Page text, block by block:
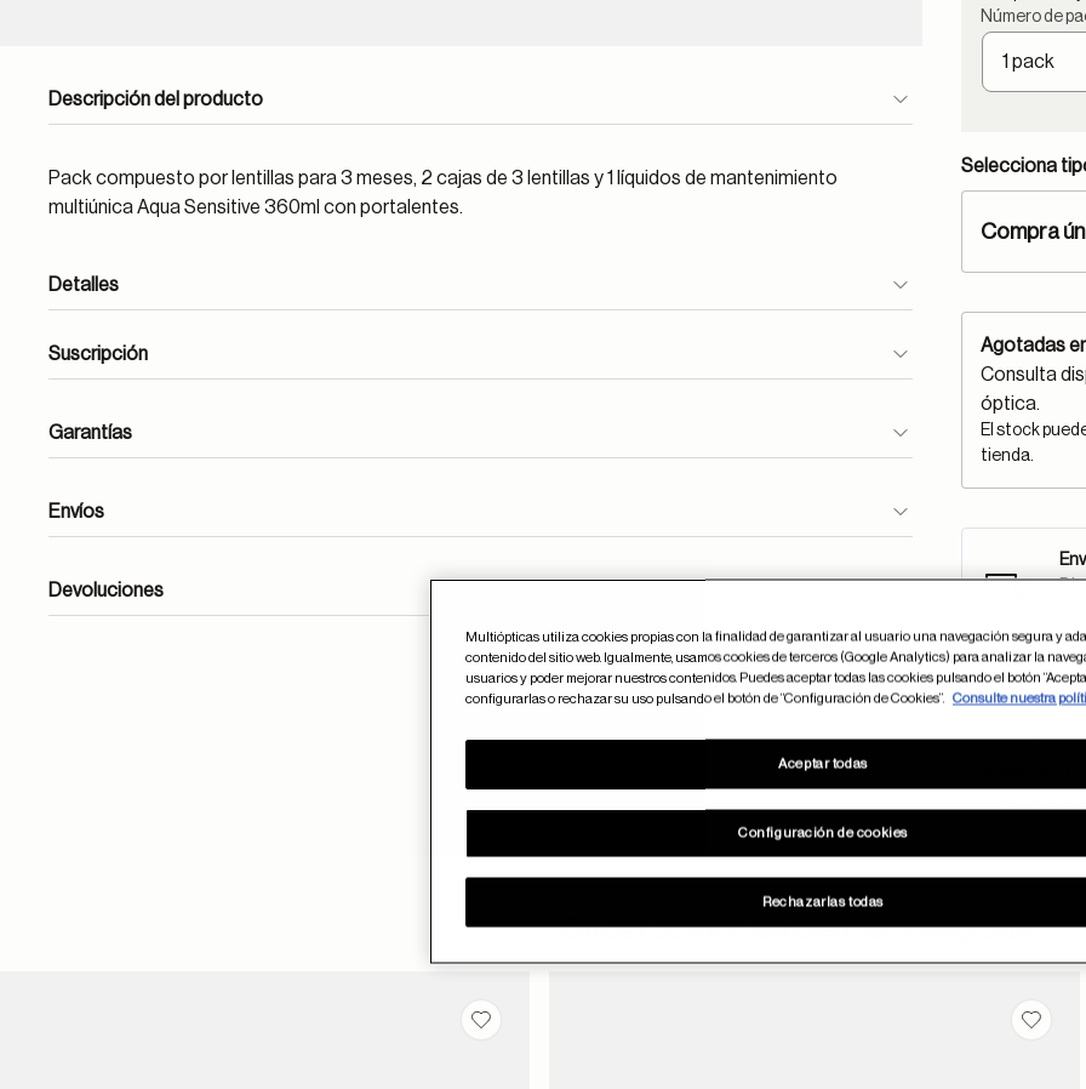
Descripción del producto
Pack compuesto por lentillas para 3 meses, 2 cajas de 3 lentillas y 1 líquidos de mantenimiento
multiúnica Aqua Sensitive 360ml con portalentes.
Detalles
Suscripción
Garantías
Envíos
Devoluciones
ayuda
Número de
Selecciona
Compra
Agotadas
Consulta
óptica.
El stock
tienda.
Otros usuarios tambien han comprado
Guardar en favoritos
Multiópticas utiliza cookies propias con la finalidad de garantizar al usuario una navegación segura y
contenido del sitio web. Igualmente, usamos cookies de terceros (Google Analytics) para analizar la
usuarios y poder mejorar nuestros contenidos. Puedes aceptar todas las cookies pulsando el botón
configurarlas o rechazar su uso pulsando el botón de “Configuración de Cookies”.
Consulte nuestra
Configuración de cookies
Rechazarlas todas
Aceptar todas